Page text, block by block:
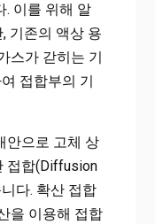
. 이를 위해 알
기존의 액상 용
스가 갇히는 기
접합부의 기
안으로 고체 상
접합(Diffusion
다. 확산 접합
을 이용해 접합